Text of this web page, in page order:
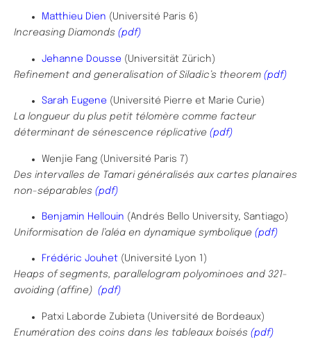
Matthieu Dien (Université Paris 6)
Increasing Diamonds (pdf)
Jehanne Dousse (Universität Zürich)
Refinement and generalisation of Siladic’s theorem (pdf)
Sarah Eugene (Université Pierre et Marie Curie)
La longueur du plus petit télomère comme facteur
déterminant de sénescence réplicative (pdf)
Wenjie Fang (Université Paris 7)
Des intervalles de Tamari généralisés aux cartes planaires
non-séparables (pdf)
Benjamin Hellouin (Andrés Bello University, Santiago)
Uniformisation de l’aléa en dynamique symbolique (pdf)
Frédéric Jouhet (Université Lyon 1)
Heaps of segments, parallelogram polyominoes and 321-
avoiding (affine) (pdf)
Patxi Laborde Zubieta (Université de Bordeaux)
Enumération des coins dans les tableaux boisés (pdf)